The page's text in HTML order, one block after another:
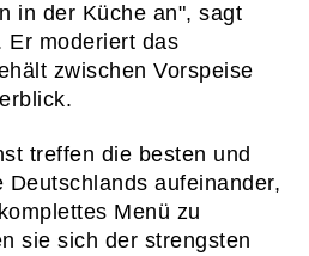
in der Küche an", sagt
Er moderiert das
zwischen Vorspeise
treffen die besten und
Deutschlands aufeinander,
Menü zu
sie sich der strengsten